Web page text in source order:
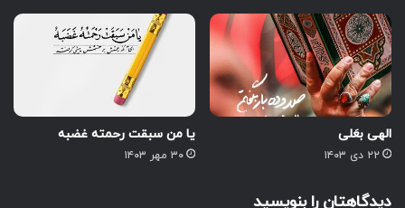
الهی بعَلی
۲۲ دی ۱۴۰۳
یا من سبقت رحمته غضبه
۳۰ مهر ۱۴۰۳
دیدگاهتان را بنویسید